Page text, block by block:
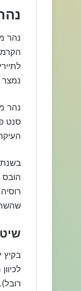
נהר
נמצר
סנט
העיקרי של רוסיה